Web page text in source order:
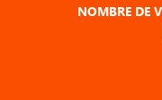
NOMBRE DE